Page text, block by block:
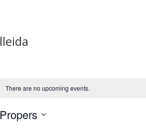
lleida
There are no upcoming events.
Propers